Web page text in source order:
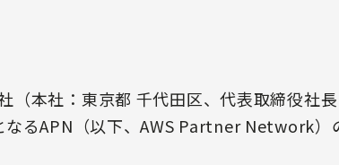
（本社：東京都 千代田区、代表取締役社
なるAPN（以下、AWS Partner Network